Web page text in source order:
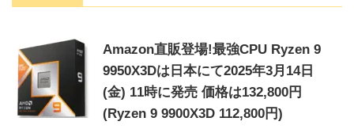
Amazon直販登場!最強CPU Ryzen 9
9950X3Dは日本にて2025年3月14日
(金) 11時に発売 価格は132,800円
(Ryzen 9 9900X3D 112,800円)